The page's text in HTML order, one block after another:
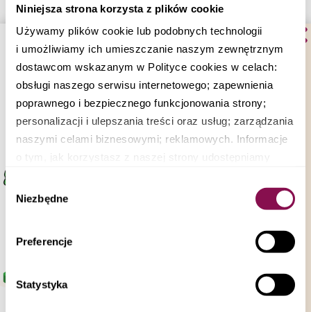
Niniejsza strona korzysta z plików cookie
Używamy plików cookie lub podobnych technologii
i umożliwiamy ich umieszczanie naszym zewnętrznym
dostawcom wskazanym w Polityce cookies w celach:
obsługi naszego serwisu internetowego; zapewnienia
poprawnego i bezpiecznego funkcjonowania strony;
personalizacji i ulepszania treści oraz usług; zarządzania
naszymi celami biznesowymi; reklamowych. Informacje
o tym, jak korzystasz z naszej strony udostępniamy
analitycznym i biznesowym. Partnerzy mogą połączyć te
informacje z innymi danymi otrzymanymi od Ciebie lub
Możesz zezwolić na wszystkie pliki cookie, wybrać
momencie możesz sprawdzić swoje elementy kontroli
Wybór
zgody
Niezbędne
Preferencje
Statystyka
Różanów
sprawdź gdzie jeszcze
dowozimy
Catering Dietetyczny Warszawa
Catering Dietetyczny Konstancin Jeziorna